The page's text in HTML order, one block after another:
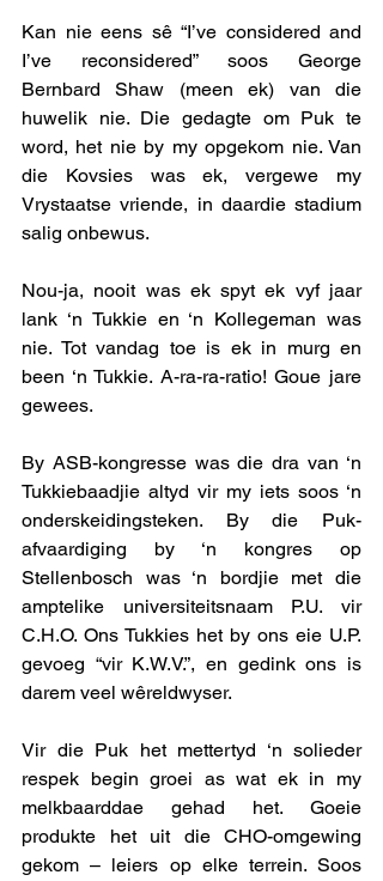
Kan nie eens sê “I’ve considered and
I’ve reconsidered” soos George
Bernbard Shaw (meen ek) van die
huwelik nie. Die gedagte om Puk te
word, het nie by my opgekom nie. Van
die Kovsies was ek, vergewe my
Vrystaatse vriende, in daardie stadium
salig onbewus.
Nou-ja, nooit was ek spyt ek vyf jaar
lank ‘n Tukkie en ‘n Kollegeman was
nie. Tot vandag toe is ek in murg en
been ‘n Tukkie. A-ra-ra-ratio! Goue jare
gewees.
By ASB-kongresse was die dra van ‘n
Tukkiebaadjie altyd vir my iets soos ‘n
onderskeidingsteken. By die Puk-
afvaardiging by ‘n kongres op
Stellenbosch was ‘n bordjie met die
amptelike universiteitsnaam P.U. vir
C.H.O. Ons Tukkies het by ons eie U.P.
gevoeg “vir K.W.V.”, en gedink ons is
darem veel wêreldwyser.
Vir die Puk het mettertyd ‘n solieder
respek begin groei as wat ek in my
melkbaarddae gehad het. Goeie
produkte het uit die CHO-omgewing
gekom – leiers op elke terrein. Soos